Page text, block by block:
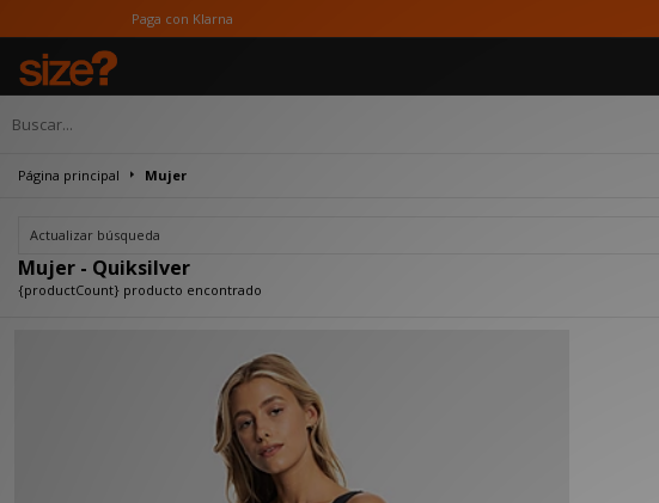
Paga con Klarna
Página principal Mujer
Actualizar búsqueda
Mujer - Quiksilver
{productCount} producto encontrado